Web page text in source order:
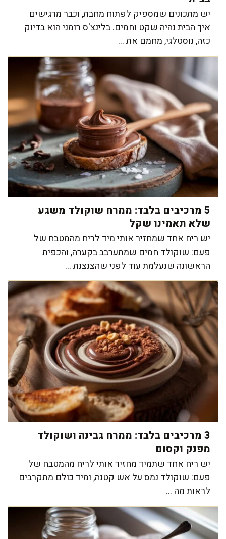
יש מתכונים שמספיק לפתוח מחבת, וכבר מרגישים
איך הבית נהיה שקט וחמים. בלינצ'ס רומני הוא בדיוק
כזה, נוסטלגי, מחמם את ...
5 מרכיבים בלבד: ממרח שוקולד משגע
שלא תאמינו שקל
יש ריח אחד שמחזיר אותי מיד לריח מהמטבח של
פעם: שוקולד חמים שמתערבב בקערה, והכפית
הראשונה שנעלמת עוד לפני שהצנצנת ...
3 מרכיבים בלבד: ממרח גבינה ושוקולד
מפנק וקסום
יש ריח אחד שתמיד מחזיר אותי לריח מהמטבח של
פעם: שוקולד נמס על אש קטנה, ומיד כולם מתקרבים
לראות מה ...